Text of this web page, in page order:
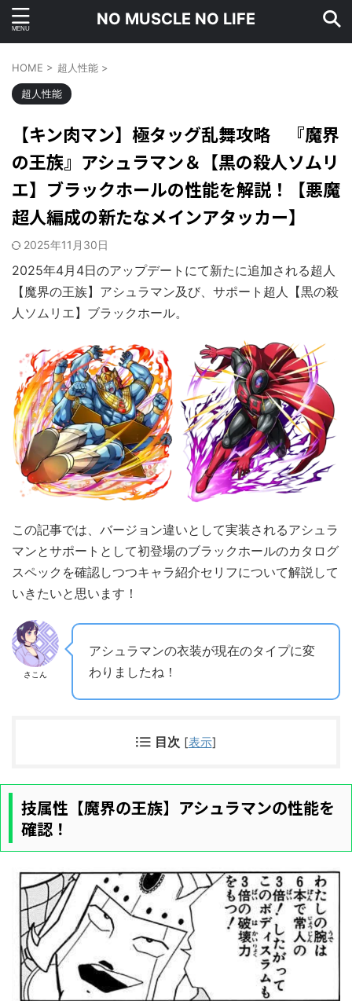
NO MUSCLE NO LIFE
HOME > 超人性能 >
超人性能
【キン肉マン】極タッグ乱舞攻略 『魔界
の王族』アシュラマン＆【黒の殺人ソムリ
エ】ブラックホールの性能を解説！【悪魔
超人編成の新たなメインアタッカー】
2025年11月30日
2025年4月4日のアップデートにて新たに追加される超人
【魔界の王族】アシュラマン及び、サポート超人【黒の殺
人ソムリエ】ブラックホール。
この記事では、バージョン違いとして実装されるアシュラ
マンとサポートとして初登場のブラックホールのカタログ
スペックを確認しつつキャラ紹介セリフについて解説して
いきたいと思います！
さこん
アシュラマンの衣装が現在のタイプに変
わりましたね！
目次 [表示]
技属性【魔界の王族】アシュラマンの性能を
確認！